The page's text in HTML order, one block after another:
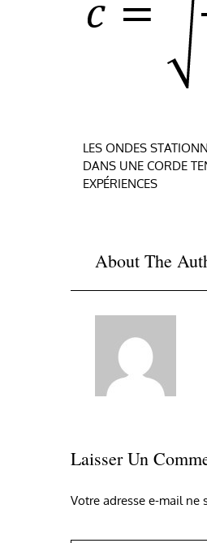
Navigation
de
LES ONDES
DANS UNE CORDE
EXPÉRIENCES
About The
Laisser Un
Votre adresse e-mail ne